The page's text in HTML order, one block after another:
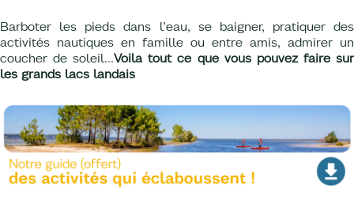
Barboter les pieds dans l’eau, se baigner, pratiquer des
activités nautiques en famille ou entre amis, admirer un
coucher de soleil...Voila tout ce que vous pouvez faire sur
les grands lacs landais